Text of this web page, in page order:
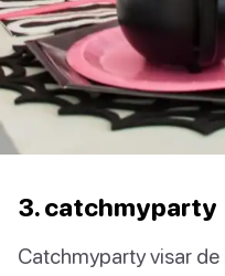
3. catchmyparty
Catchmyparty visar